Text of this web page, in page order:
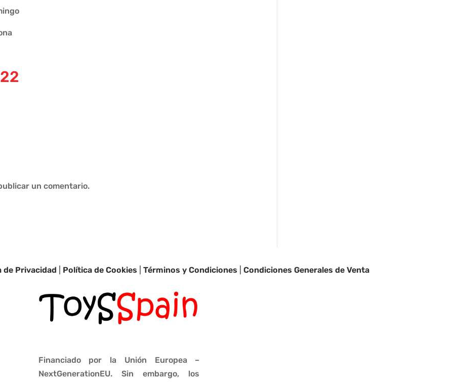
un comentario.
de Privacidad Política de Cookies Términos y Condiciones Condiciones Generales de Venta
Financiado por la Unión Europea –
NextGenerationEU. Sin embargo, los